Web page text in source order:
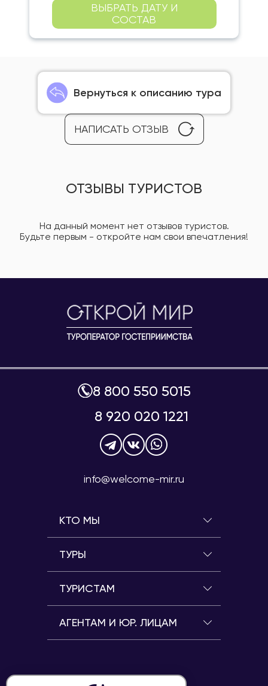
ВЫБРАТЬ ДАТУ И
СОСТАВ
Вернуться к описанию тура
НАПИСАТЬ ОТЗЫВ
ОТЗЫВЫ ТУРИСТОВ
На данный момент нет отзывов туристов.
Будьте первым - откройте нам свои впечатления!
8 800 550 5015
8 920 020 1221
info@welcome-mir.ru
КТО МЫ
ТУРЫ
ТУРИСТАМ
АГЕНТАМ И ЮР. ЛИЦАМ